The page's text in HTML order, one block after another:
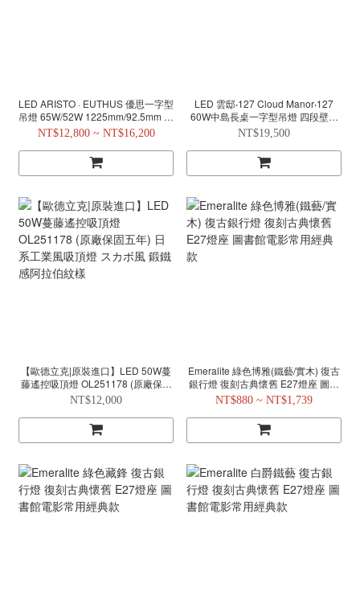
LED ARISTO · EUTHUS 優思一字型
吊燈 65W/52W 1225mm/92.5mm 中
島長桌一字型吊燈
NT$12,800 ~ NT$16,200
LED 雲邸‧127 Cloud Manor‧127
60W中島長桌一字型吊燈 四段壁切
遙控調光 氛圍照明雙模式
NT$19,500
【歐德立克|原裝進口】LED 50W蔓
藤遙控吸頂燈 OL251178 (原廠保固
五年) 日系工業風吸頂燈 スカボ風 鍛
鐵感阿拉伯紋樣
NT$12,000
Emeralite 綠色博雅(鐵藝/實木) 復古
銀行燈 復刻古典懷舊 E27燈座 圖書
館電影常用經典款
NT$880 ~ NT$1,739